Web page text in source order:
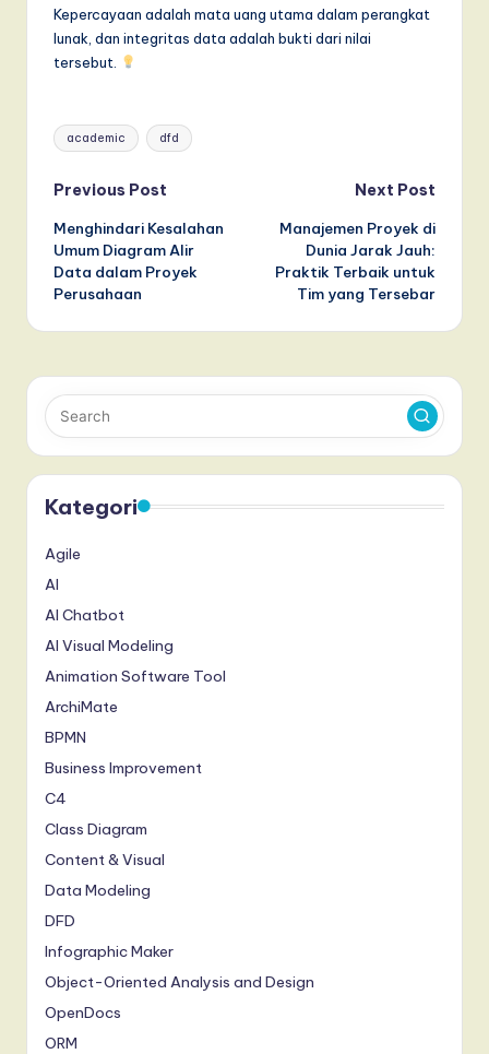
Kepercayaan adalah mata uang utama dalam perangkat
lunak, dan integritas data adalah bukti dari nilai
tersebut.
Tags:
academic dfd
Post
navigation
Previous Post
Menghindari Kesalahan
Umum Diagram Alir
Data dalam Proyek
Perusahaan
Next Post
Manajemen Proyek di
Dunia Jarak Jauh:
Praktik Terbaik untuk
Tim yang Tersebar
Kategori
Agile
AI
AI Chatbot
AI Visual Modeling
Animation Software Tool
ArchiMate
BPMN
Business Improvement
C4
Class Diagram
Content & Visual
Data Modeling
DFD
Infographic Maker
Object-Oriented Analysis and Design
OpenDocs
ORM